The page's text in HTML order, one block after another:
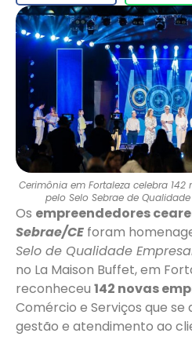
Cerimônia em Fortaleza celebra
pelo Selo Sebrae de
Os empreendedores
Sebrae/CE foram
Selo de Qualidade
no La Maison Buffet, em
reconheceu 142 novas
Comércio e Serviços que
gestão e atendimento ao